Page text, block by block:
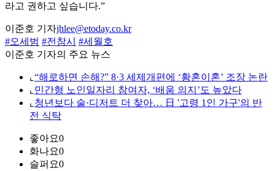
라고 권하고 싶습니다.”
이준호 기자jhlee@etoday.co.kr
#오세범 #전참시 #세월호
이준호 기자의 주요 뉴스
⌞ “해로하면 손해?” 8·3 세제개편에 ‘황혼이혼’ 조장 논란
⌞ 민간형 노인일자리 참여자, ‘배움 의지’도 높았다
⌞ 청년보다 술·디저트 더 찾아… 日 '고령 1인 가구'의 반
전 식탁
좋아요0
화나요0
슬퍼요0